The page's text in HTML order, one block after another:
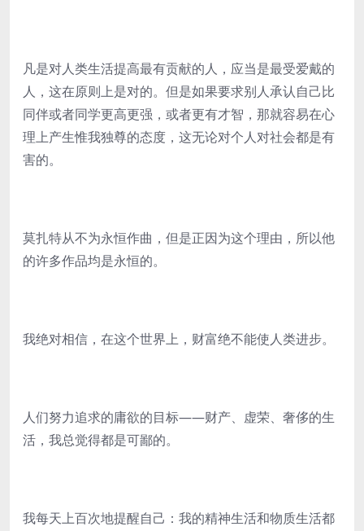
凡是对人类生活提高最有贡献的人，应当是最受爱戴的
人，这在原则上是对的。但是如果要求别人承认自己比
同伴或者同学更高更强，或者更有才智，那就容易在心
理上产生惟我独尊的态度，这无论对个人对社会都是有
害的。
莫扎特从不为永恒作曲，但是正因为这个理由，所以他
的许多作品均是永恒的。
我绝对相信，在这个世界上，财富绝不能使人类进步。
人们努力追求的庸欲的目标——财产、虚荣、奢侈的生
活，我总觉得都是可鄙的。
我每天上百次地提醒自己：我的精神生活和物质生活都